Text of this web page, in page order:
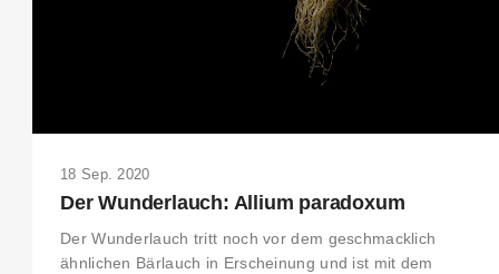
18 Sep. 2020
Der Wunderlauch: Allium paradoxum
Der Wunderlauch tritt noch vor dem geschmacklich
ähnlichen Bärlauch in Erscheinung und ist mit dem